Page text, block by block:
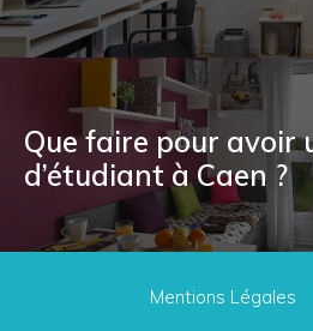
Que faire pour avoir
d’étudiant à Caen ?
Mentions Légales